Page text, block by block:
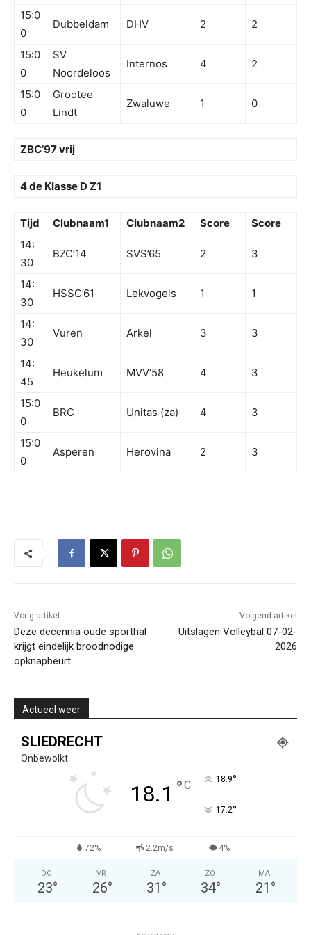
15:0
0
Dubbeldam DHV 2 2
15:0
0
SV
Noordeloos
Internos 4 2
15:0
0
Grootee
Lindt
Zwaluwe 1 0
ZBC’97 vrij
4 de Klasse D Z1
Tijd Clubnaam1 Clubnaam2 Score
Score
14:
30
BZC’14 SVS’65 2 3
14:
30
HSSC’61 Lekvogels 1 1
14:
30
Vuren Arkel 3 3
14:
45
Heukelum MVV’58 4 3
15:0
0
BRC Unitas (za) 4 3
15:0
0
Asperen Herovina 2 3
Vorig artikel
Deze decennia oude sporthal
krijgt eindelijk broodnodige
opknapbeurt
Volgend artikel
Uitslagen Volleybal 07-02-
2026
Actueel weer
SLIEDRECHT
Onbewolkt
18.1 °C 18.9°
17.2°
72% 2.2m/s 4%
DO
23°
VR
26°
ZA
31 °
ZO
34°
MA
21 °